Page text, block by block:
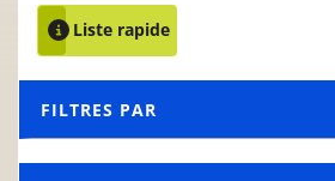
Liste rapide
FILTRES PAR